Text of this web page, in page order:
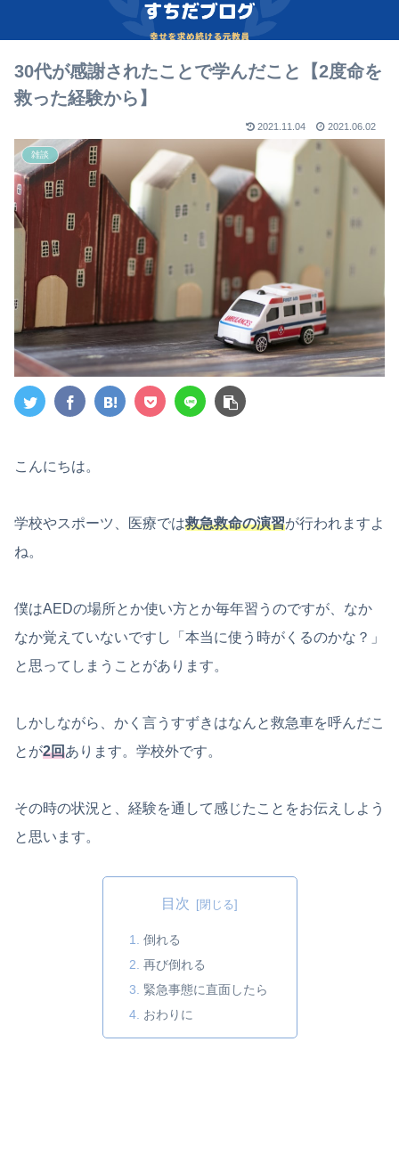
30代が感謝されたことで学んだこと【2度命を
救った経験から】
2021.11.04 2021.06.02
雑談
こんにちは。
学校やスポーツ、医療では救急救命の演習が行われますよ
ね。
僕はAEDの場所とか使い方とか毎年習うのですが、なか
なか覚えていないですし「本当に使う時がくるのかな？」
と思ってしまうことがあります。
しかしながら、かく言うすずきはなんと救急車を呼んだこ
とが2回あります。学校外です。
その時の状況と、経験を通して感じたことをお伝えしよう
と思います。
目次
倒れる
再び倒れる
緊急事態に直面したら
おわりに